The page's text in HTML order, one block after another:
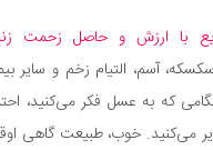
درمان
با ارزش و حاصل زحمت
آسم، التیام زخم و سایر
که به عسل فکر می‌کنید،
می‌کنید. خوب، طبیعت گاهی